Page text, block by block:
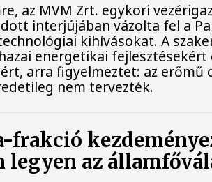
az MVM Zrt. egykori
interjújában vázolta fel a
kihívásokat. A
energetikai fejlesztésekért
arra figyelmeztet: az erőmű
nem tervezték.
frakció
legyen az